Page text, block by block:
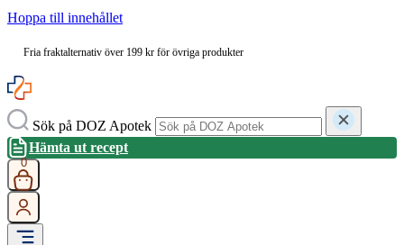
Hoppa till innehållet
Fria fraktalternativ över 199 kr för övriga produkter
Sök på DOZ Apotek
Hämta ut recept
0